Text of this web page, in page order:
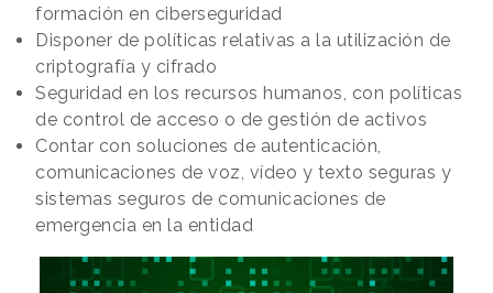
formación en ciberseguridad
Disponer de políticas relativas a la utilización de
criptografía y cifrado
Seguridad en los recursos humanos, con políticas
de control de acceso o de gestión de activos
Contar con soluciones de autenticación,
comunicaciones de voz, vídeo y texto seguras y
sistemas seguros de comunicaciones de
emergencia en la entidad